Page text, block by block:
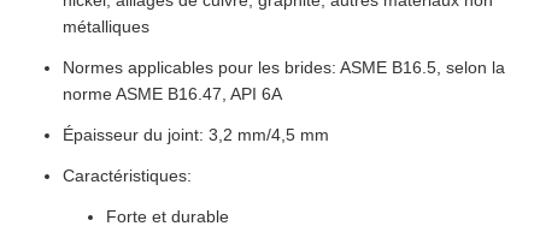
métalliques
Normes applicables pour les brides: ASME B16.5, selon la
norme ASME B16.47, API 6A
Épaisseur du joint: 3,2 mm/4,5 mm
Caractéristiques:
Forte et durable